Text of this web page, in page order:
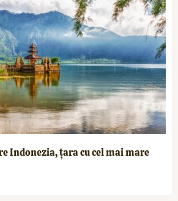
Indonezia, țara cu cel mai mare